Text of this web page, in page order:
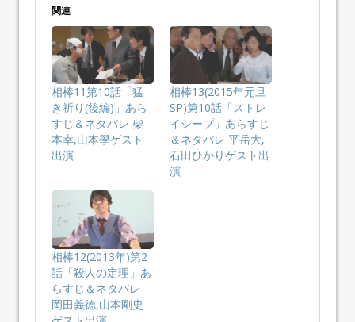
関連
相棒11第10話「猛
き祈り(後編)」あら
すじ＆ネタバレ 柴
本幸,山本學ゲスト
出演
相棒13(2015年元旦
SP)第10話「ストレ
イシープ」あらすじ
＆ネタバレ 平岳大,
石田ひかりゲスト出
演
相棒12(2013年)第2
話「殺人の定理」あ
らすじ＆ネタバレ
岡田義徳,山本剛史